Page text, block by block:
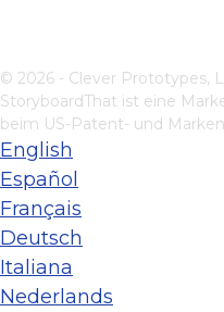
© 2026 - Clever Prototypes,
StoryboardThat ist eine
beim US-Patent- und
English
Español
Français
Deutsch
Italiana
Nederlands